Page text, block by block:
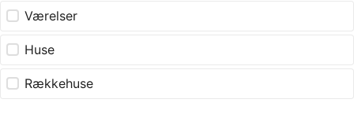
Værelser
Huse
Rækkehuse